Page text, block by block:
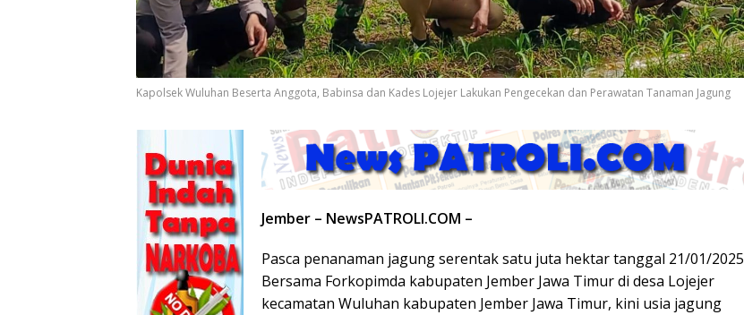
Kapolsek Wuluhan Beserta Anggota, Babinsa dan Kades Lojejer Lakukan Pengecekan dan Perawatan Tanaman Jagung
Jember – NewsPATROLI.COM –
Pasca penanaman jagung serentak satu juta hektar tanggal 21/01/2025
Bersama Forkopimda kabupaten Jember Jawa Timur di desa Lojejer
kecamatan Wuluhan kabupaten Jember Jawa Timur, kini usia jagung